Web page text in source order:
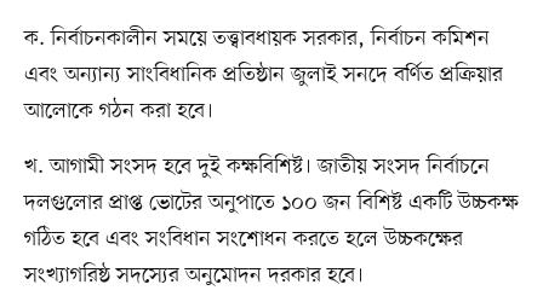
ক. নির্বাচনকালীন সময়ে তত্ত্বাবধায়ক সরকার, নির্বাচন কমিশন
এবং অন্যান্য সাংবিধানিক প্রতিষ্ঠান জুলাই সনদে বর্ণিত প্রক্রিয়ার
আলোকে গঠন করা হবে।
খ. আগামী সংসদ হবে দুই কক্ষবিশিষ্ট। জাতীয় সংসদ নির্বাচনে
দলগুলোর প্রাপ্ত ভোটের অনুপাতে ১০০ জন বিশিষ্ট একটি উচ্চকক্ষ
গঠিত হবে এবং সংবিধান সংশোধন করতে হলে উচ্চকক্ষের
সংখ্যাগরিষ্ঠ সদস্যের অনুমোদন দরকার হবে।